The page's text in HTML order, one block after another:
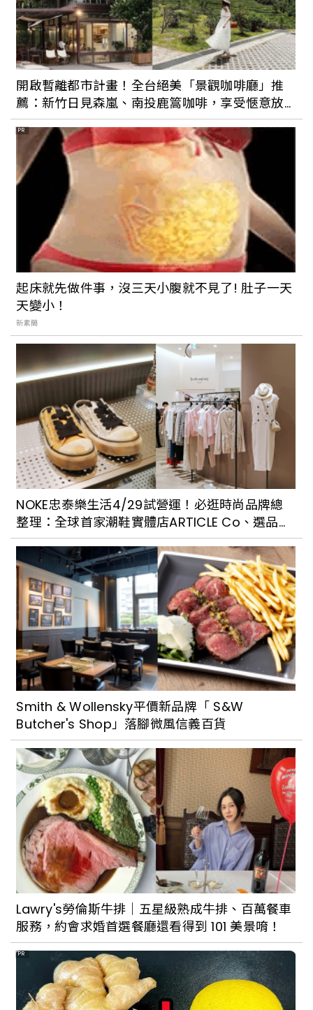
一日文青養成計畫 咖啡展覽通通有
巷弄小店構築城市魅力 台中1日散策
假日悠閒散策 北投一日小旅行
文青漫遊
開啟暫離都市計畫！全台絕美「景觀咖啡廳」推
薦：新竹日見森嵐、南投鹿篙咖啡，享受愜意放
鬆時光
PR
起床就先做件事，沒三天小腹就不見了! 肚子一天
天變小！
新素簡
NOKE忠泰樂生活4/29試營運！必逛時尚品牌總
整理：全球首家潮鞋實體店ARTICLE Co、選品女
裝店全都超好逛
Smith & Wollensky平價新品牌「 S&W
Butcher's Shop」落腳微風信義百貨
Lawry's勞倫斯牛排｜五星級熟成牛排、百萬餐車
服務，約會求婚首選餐廳還看得到 101 美景唷！
PR